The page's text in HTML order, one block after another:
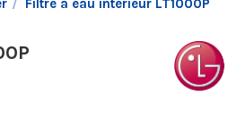
Filtre à eau intérieur LT1000P